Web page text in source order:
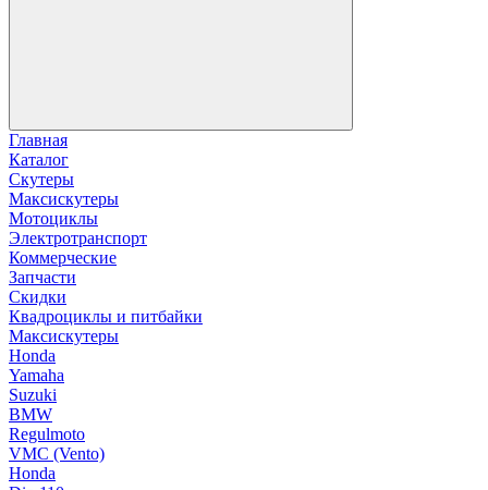
Главная
Каталог
Скутеры
Максискутеры
Мотоциклы
Электротранспорт
Коммерческие
Запчасти
Скидки
Квадроциклы и питбайки
Максискутеры
Honda
Yamaha
Suzuki
BMW
Regulmoto
VMC (Vento)
Honda